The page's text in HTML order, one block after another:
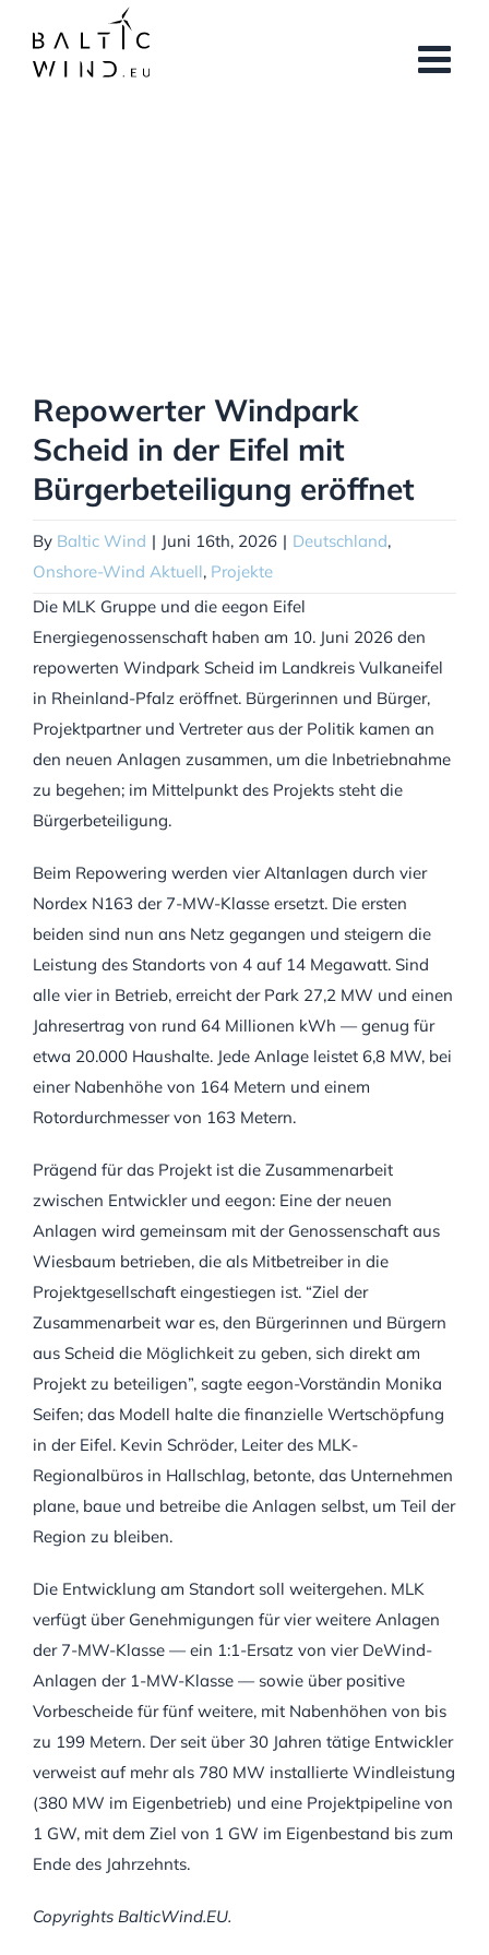
content
Repowerter Windpark
Scheid in der Eifel mit
Bürgerbeteiligung eröffnet
By Baltic Wind | Juni 16th, 2026 | Deutschland,
Onshore-Wind Aktuell, Projekte
Die MLK Gruppe und die eegon Eifel
Energiegenossenschaft haben am 10. Juni 2026 den
repowerten Windpark Scheid im Landkreis Vulkaneifel
in Rheinland-Pfalz eröffnet. Bürgerinnen und Bürger,
Projektpartner und Vertreter aus der Politik kamen an
den neuen Anlagen zusammen, um die Inbetriebnahme
zu begehen; im Mittelpunkt des Projekts steht die
Bürgerbeteiligung.
Beim Repowering werden vier Altanlagen durch vier
Nordex N163 der 7-MW-Klasse ersetzt. Die ersten
beiden sind nun ans Netz gegangen und steigern die
Leistung des Standorts von 4 auf 14 Megawatt. Sind
alle vier in Betrieb, erreicht der Park 27,2 MW und einen
Jahresertrag von rund 64 Millionen kWh — genug für
etwa 20.000 Haushalte. Jede Anlage leistet 6,8 MW, bei
einer Nabenhöhe von 164 Metern und einem
Rotordurchmesser von 163 Metern.
Prägend für das Projekt ist die Zusammenarbeit
zwischen Entwickler und eegon: Eine der neuen
Anlagen wird gemeinsam mit der Genossenschaft aus
Wiesbaum betrieben, die als Mitbetreiber in die
Projektgesellschaft eingestiegen ist. “Ziel der
Zusammenarbeit war es, den Bürgerinnen und Bürgern
aus Scheid die Möglichkeit zu geben, sich direkt am
Projekt zu beteiligen”, sagte eegon-Vorständin Monika
Seifen; das Modell halte die finanzielle Wertschöpfung
in der Eifel. Kevin Schröder, Leiter des MLK-
Regionalbüros in Hallschlag, betonte, das Unternehmen
plane, baue und betreibe die Anlagen selbst, um Teil der
Region zu bleiben.
Die Entwicklung am Standort soll weitergehen. MLK
verfügt über Genehmigungen für vier weitere Anlagen
der 7-MW-Klasse — ein 1:1-Ersatz von vier DeWind-
Anlagen der 1-MW-Klasse — sowie über positive
Vorbescheide für fünf weitere, mit Nabenhöhen von bis
zu 199 Metern. Der seit über 30 Jahren tätige Entwickler
verweist auf mehr als 780 MW installierte Windleistung
(380 MW im Eigenbetrieb) und eine Projektpipeline von
1 GW, mit dem Ziel von 1 GW im Eigenbestand bis zum
Ende des Jahrzehnts.
Copyrights BalticWind.EU.